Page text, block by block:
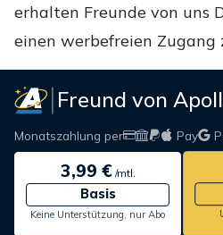
erhalten Freunde von uns
einen werbefreien Zugang
Freund von
Monatszahlung per Pay
3,99 €/mtl.
Basis
Keine Unterstützung, nur Abo